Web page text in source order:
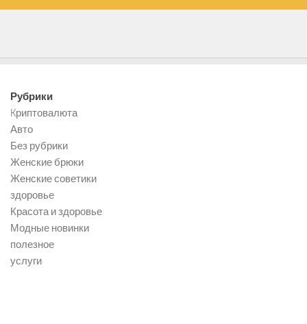
Рубрики
Kриптовалюта
Авто
Без рубрики
Женские брюки
Женские советики
здоровье
Красота и здоровье
Модные новинки
полезное
услуги